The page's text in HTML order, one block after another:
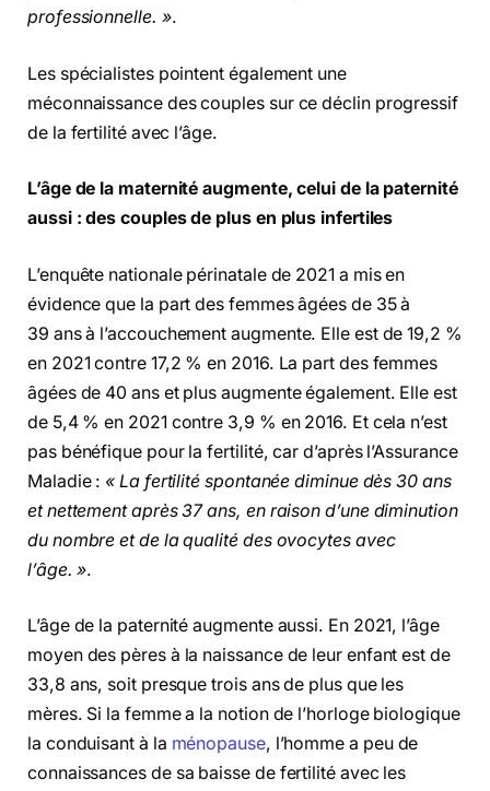
professionnelle. ».
Les spécialistes pointent également une
méconnaissance des couples sur ce déclin progressif
de la fertilité avec l’âge.
L’âge de la maternité augmente, celui de la paternité
aussi : des couples de plus en plus infertiles
L’enquête nationale périnatale de 2021 a mis en
évidence que la part des femmes âgées de 35 à
39 ans à l’accouchement augmente. Elle est de 19,2 %
en 2021 contre 17,2 % en 2016. La part des femmes
âgées de 40 ans et plus augmente également. Elle est
de 5,4 % en 2021 contre 3,9 % en 2016. Et cela n’est
pas bénéfique pour la fertilité, car d’après l’Assurance
Maladie : « La fertilité spontanée diminue dès 30 ans
et nettement après 37 ans, en raison d’une diminution
du nombre et de la qualité des ovocytes avec
l’âge. ».
L’âge de la paternité augmente aussi. En 2021, l’âge
moyen des pères à la naissance de leur enfant est de
33,8 ans, soit presque trois ans de plus que les
mères. Si la femme a la notion de l’horloge biologique
la conduisant à la ménopause, l’homme a peu de
connaissances de sa baisse de fertilité avec les